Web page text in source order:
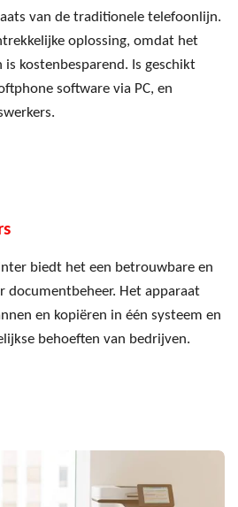
van de traditionele telefoonlijn.
oplossing, omdat het
is kostenbesparend. Is geschikt
software via PC, en
biedt het een betrouwbare en
documentbeheer. Het apparaat
en kopiëren in één systeem en
behoeften van bedrijven.